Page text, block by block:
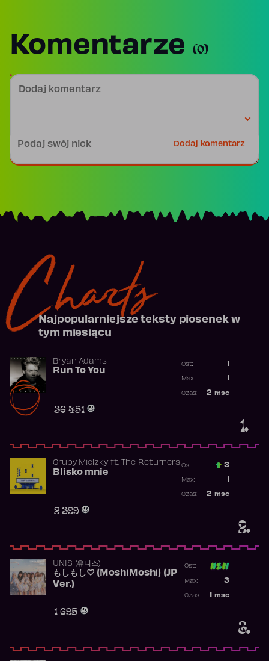
Komentarze (0)
Dodaj komentarz
Dodaj komentarz
Charts
Najpopularniejsze teksty piosenek w
tym miesiącu
1.
Bryan Adams
Run To You
36 451
Ost.:
Max:
2 msc
Czas:
2.
Gruby Mielzkyft. The Returners
Blisko mnie
2 399
Ost.: 3
Max:
2 msc
Czas:
3.
UNIS (유니스)
もしもし♡ (MoshiMoshi) (JP
Ver.)
1 695
Ost:
3
Max:
msc
Czas: